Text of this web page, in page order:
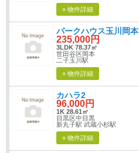
» 物件詳細
パークハウス玉川岡本
235,000円
3LDK 78.37㎡
世田谷区岡本
二子玉川駅
» 物件詳細
カハラ2
96,000円
1K 28.61㎡
目黒区中目黒
新丸子駅 武蔵小杉駅
» 物件詳細